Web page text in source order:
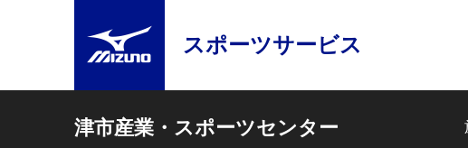
スポーツサービス
津市産業・スポーツセンター